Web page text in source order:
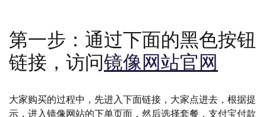
第一步：通过下面的黑色按钮
链接，访问镜像网站官网
大家购买的过程中，先进入下面链接，大家点进去，根据提
示，进入镜像网站的下单页面，然后选择套餐，支付宝付款